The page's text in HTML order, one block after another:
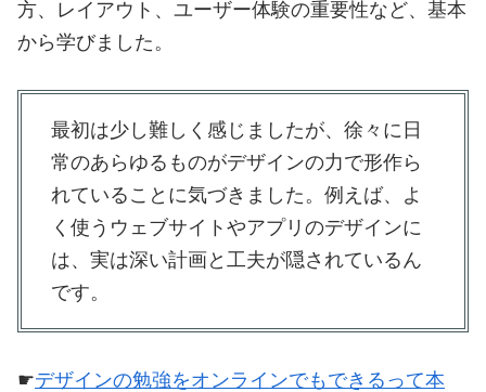
方、レイアウト、ユーザー体験の重要性など、基本
から学びました。
最初は少し難しく感じましたが、徐々に日
常のあらゆるものがデザインの力で形作ら
れていることに気づきました。例えば、よ
く使うウェブサイトやアプリのデザインに
は、実は深い計画と工夫が隠されているん
です。
☛デザインの勉強をオンラインでもできるって本